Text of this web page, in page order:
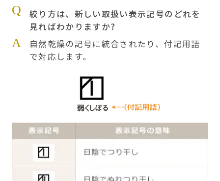
Q
絞り方は、新しい取扱い表示記号のどれを
見ればわかりますか?
A
自然乾燥の記号に統合されたり、付記用語
で対応します。